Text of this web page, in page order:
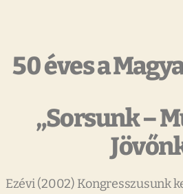
50 éves a
„Sorsunk –
Ezévi (2002) Kongresszusunk